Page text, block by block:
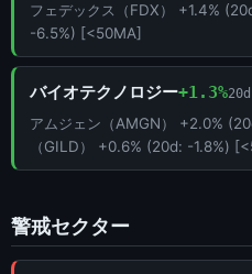
フェデックス（FDX） +1.4%
-6.5%) [<50MA]
バイオテクノロジー+1.3%
アムジェン（AMGN） +2.0%
（GILD） +0.6% (20d: -1.8%)
警戒セクター